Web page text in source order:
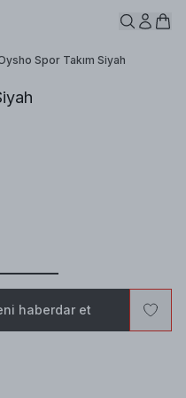
Spor Takım Siyah
haberdar et